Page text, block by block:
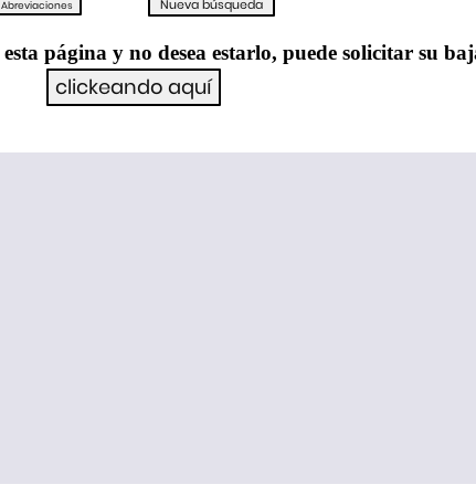
página y no desea estarlo, puede solicitar su